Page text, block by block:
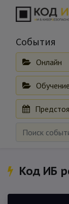
События
Онлайн
Обучение
Код ИБ